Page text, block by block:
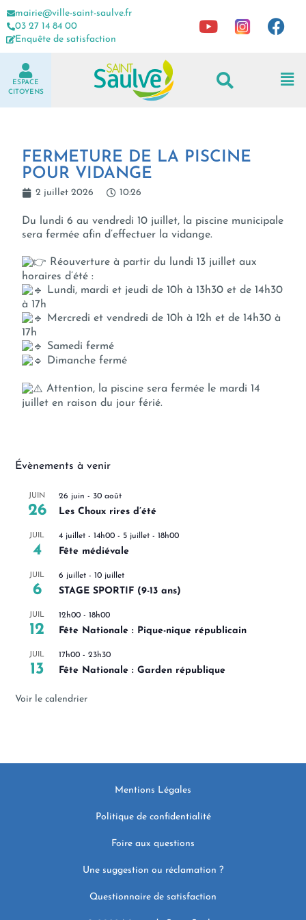
mairie@ville-saint-saulve.fr
03 27 14 84 00
Enquête de satisfaction
ESPACE
CITOYENS
FERMETURE DE LA PISCINE
POUR VIDANGE
2 juillet 2026 10:26
Du lundi 6 au vendredi 10 juillet, la piscine municipale
sera fermée afin d’effectuer la vidange.
Réouverture à partir du lundi 13 juillet aux
horaires d’été :
Lundi, mardi et jeudi de 10h à 13h30 et de 14h30
à 17h
Mercredi et vendredi de 10h à 12h et de 14h30 à
17h
Samedi fermé
Dimanche fermé
Attention, la piscine sera fermée le mardi 14
juillet en raison du jour férié.
Évènements à venir
JUIN
26
26 juin -30 août
Les Choux rires d’été
JUIL
4
4 juillet - 14h00 - 5 juillet - 18h00
Fête médiévale
JUIL
6
6 juillet -10 juillet
STAGE SPORTIF (9-13 ans)
JUIL
12
12h00 -18h00
Fête Nationale : Pique-nique républicain
JUIL
13
17h00 -23h30
Fête Nationale : Garden république
Voir le calendrier
Mentions Légales
Politique de confidentialité
Foire aux questions
Une suggestion ou réclamation ?
Questionnaire de satisfaction